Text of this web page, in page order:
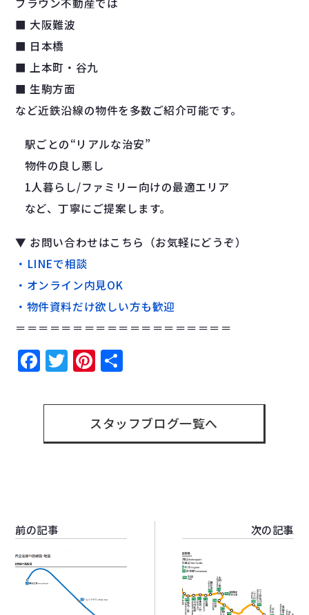
■ 大阪難波
■ 日本橋
■ 上本町・谷九
■ 生駒方面
など近鉄沿線の物件を多数ご紹介可能です。
駅ごとの“リアルな治安”
物件の良し悪し
1人暮らし/ファミリー向けの最適エリア
など、丁寧にご提案します。
▼ お問い合わせはこちら（お気軽にどうぞ）
・LINEで相談
・オンライン内見OK
・物件資料だけ欲しい方も歓迎
＝＝＝＝＝＝＝＝＝＝＝＝＝＝＝＝＝＝＝
Facebook
Twitter
Pinterest
スタッフブログ一覧へ
前の記事 次の記事